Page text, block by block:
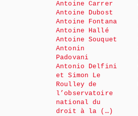
Antoine Carrer
Antoine Dubost
Antoine Fontana
Antoine Hallé
Antoine Souquet
Antonin
Padovani
Antonio Delfini
et Simon Le
Roulley de
l’observatoire
national du
droit à la (…)